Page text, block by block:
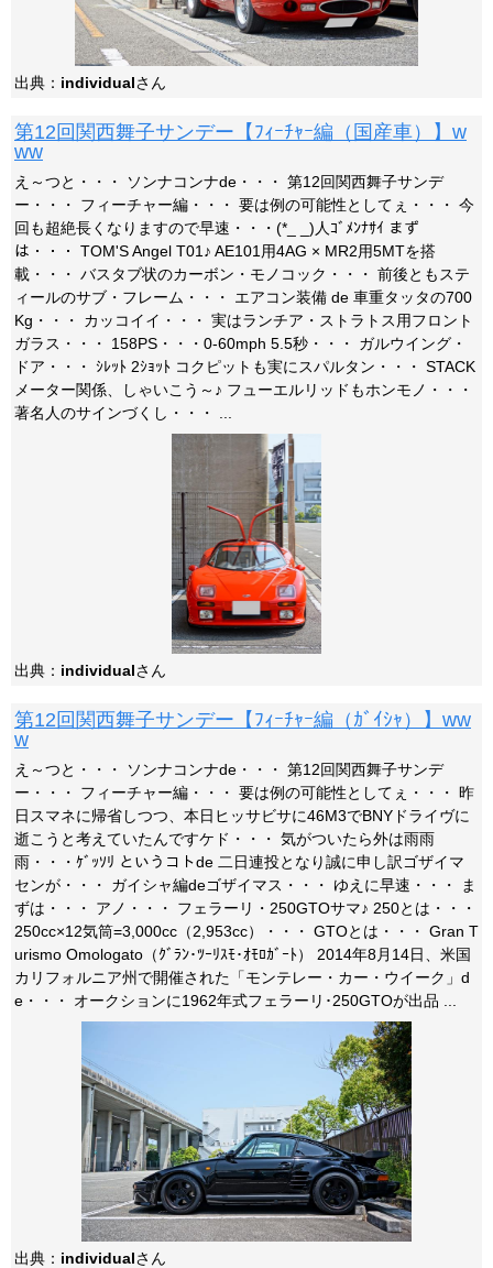
出典： individualさん
第12回関西舞子サンデー【ﾌｨｰﾁｬｰ編（国産車）】w
ww
え～つと・・・ ソンナコンナde・・・ 第12回関西舞子サンデ
ー・・・ フィーチャー編・・・ 要は例の可能性としてぇ・・・ 今
回も超絶長くなりますので早速・・・(*_ _)人ｺﾞﾒﾝﾅｻｲ まず
は・・・ TOM'S Angel T01♪ AE101用4AG × MR2用5MTを搭
載・・・ バスタブ状のカーボン・モノコック・・・ 前後ともステ
ィールのサブ・フレーム・・・ エアコン装備 de 車重タッタの700
Kg・・・ カッコイイ・・・ 実はランチア・ストラトス用フロント
ガラス・・・ 158PS・・・0-60mph 5.5秒・・・ ガルウイング・
ドア・・・ ｼﾚｯﾄ 2ｼｮｯﾄ コクピットも実にスパルタン・・・ STACK
メーター関係、しゃいこう～♪ フューエルリッドもホンモノ・・・
著名人のサインづくし・・・ ...
出典： individualさん
第12回関西舞子サンデー【ﾌｨｰﾁｬｰ編（ｶﾞｲｼｬ）】ww
w
え～つと・・・ ソンナコンナde・・・ 第12回関西舞子サンデ
ー・・・ フィーチャー編・・・ 要は例の可能性としてぇ・・・ 昨
日スマネに帰省しつつ、本日ヒッサビサに46M3でBNYドライヴに
逝こうと考えていたんですケド・・・ 気がついたら外は雨雨
雨・・・ｹﾞｯｿﾘ というコトde 二日連投となり誠に申し訳ゴザイマ
センが・・・ ガイシャ編deゴザイマス・・・ ゆえに早速・・・ ま
ずは・・・ アノ・・・ フェラーリ・250GTOサマ♪ 250とは・・・
250cc×12気筒=3,000cc（2,953cc）・・・ GTOとは・・・ Gran T
urismo Omologato（ｸﾞﾗﾝ･ﾂｰﾘｽﾓ･ｵﾓﾛｶﾞｰﾄ） 2014年8月14日、米国
カリフォルニア州で開催された「モンテレー・カー・ウイーク」d
e・・・ オークションに1962年式フェラーリ･250GTOが出品 ...
出典： individualさん